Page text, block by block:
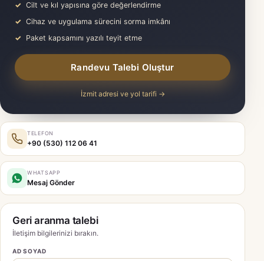
Cilt ve kıl yapısına göre değerlendirme
Cihaz ve uygulama sürecini sorma imkânı
Paket kapsamını yazılı teyit etme
Randevu Talebi Oluştur
İzmit adresi ve yol tarifi →
TELEFON
+90 (530) 112 06 41
WHATSAPP
Mesaj Gönder
Geri aranma talebi
İletişim bilgilerinizi bırakın.
AD SOYAD